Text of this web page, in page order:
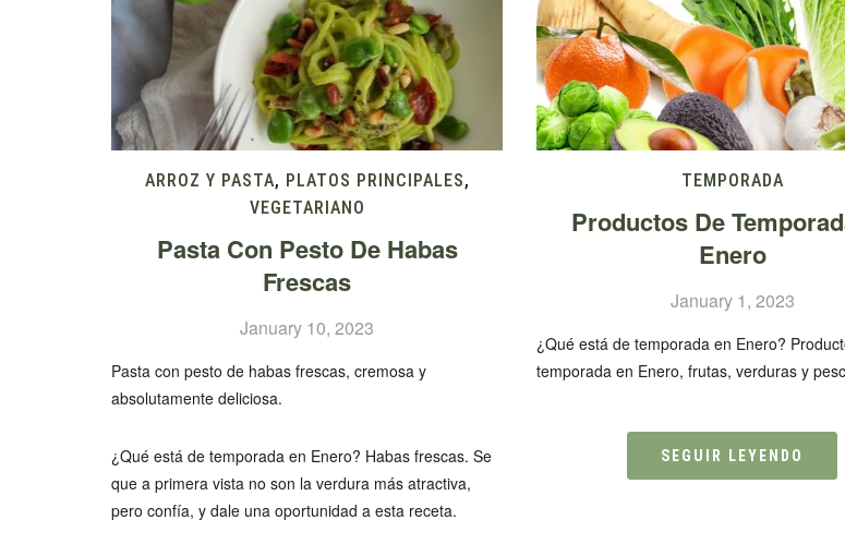
ARROZ Y PASTA, PLATOS PRINCIPALES,
VEGETARIANO
Pasta Con Pesto De Habas
Frescas
January 10, 2023
Pasta con pesto de habas frescas, cremosa y
absolutamente deliciosa.
¿Qué está de temporada en Enero? Habas frescas. Se
que a primera vista no son la verdura más atractiva,
pero confía, y dale una oportunidad a esta receta.
TEMPORADA
Productos De
Enero
January 1, 2023
¿Qué está de temporada en Enero?
temporada en Enero, frutas, verduras y
SEGUIR LEYENDO